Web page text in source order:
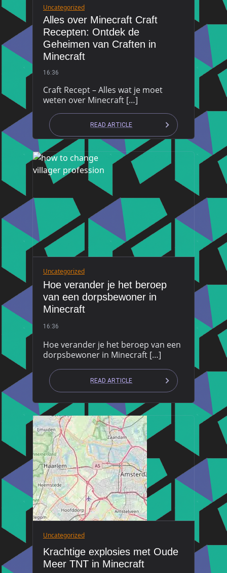
Uncategorized
Alles over Minecraft Craft
Recepten: Ontdek de
Geheimen van Craften in
Minecraft
16:36
Craft Recept – Alles wat je moet
weten over Minecraft […]
READ ARTICLE
Uncategorized
Hoe verander je het beroep
van een dorpsbewoner in
Minecraft
16:36
Hoe verander je het beroep van een
dorpsbewoner in Minecraft […]
READ ARTICLE
Uncategorized
Krachtige explosies met Oude
Meer TNT in Minecraft